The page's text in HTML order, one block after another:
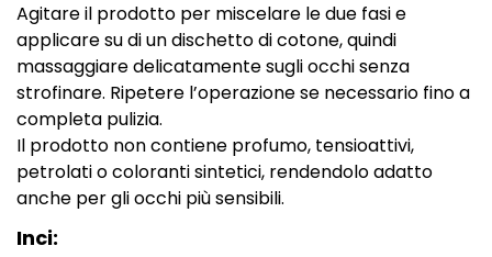
Agitare il prodotto per miscelare le due fasi e
applicare su di un dischetto di cotone, quindi
massaggiare delicatamente sugli occhi senza
strofinare. Ripetere l’operazione se necessario fino a
completa pulizia.
Il prodotto non contiene profumo, tensioattivi,
petrolati o coloranti sintetici, rendendolo adatto
anche per gli occhi più sensibili.
Inci: